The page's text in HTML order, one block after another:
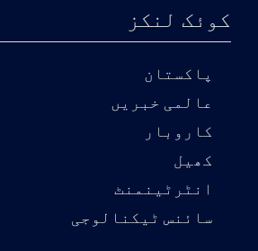
کوئک لنکز
پاکستان
عالمی خبریں
کاروبار
کھیل
انٹرٹینمنٹ
سائنس ٹیکنالوجی